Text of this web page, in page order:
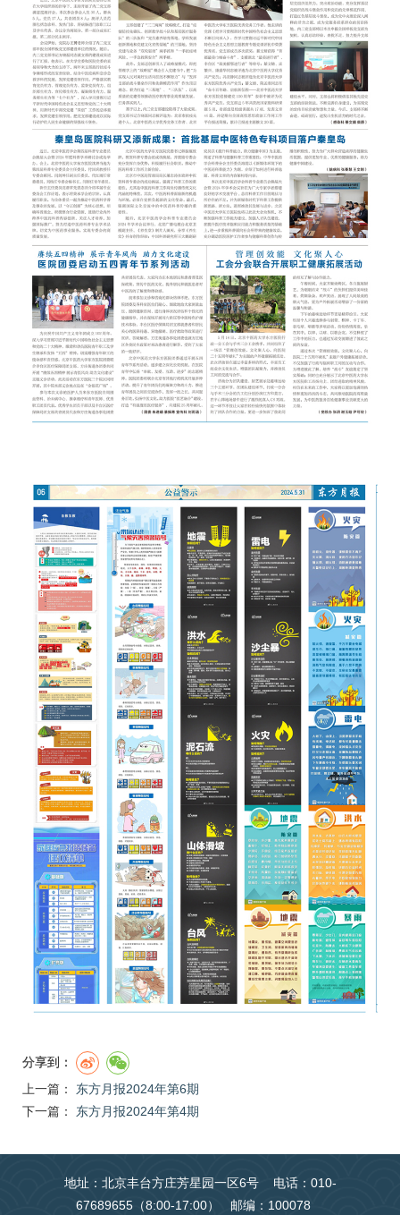
分享到：
上一篇：
东方月报2024年第6期
下一篇：
东方月报2024年第4期
地址：北京丰台方庄芳星园一区6号 电话：010-
67689655（8:00-17:00） 邮编：100078